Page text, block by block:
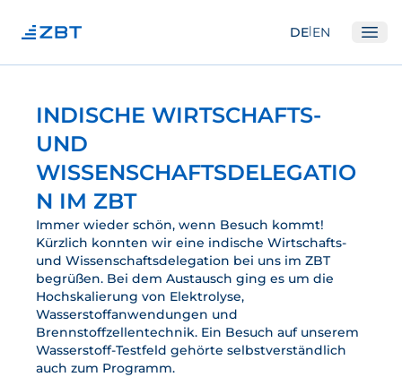
DE|EN
Über Uns
Abteilungen
Ausstattung
Gute Wissenschaftliche Praxis
Open Science und IP
Gremien
Unser Netzwerk
Forschung
INDISCHE WIRTSCHAFTS-
UND
WISSENSCHAFTSDELEGATIO
N IM ZBT
Immer wieder schön, wenn Besuch kommt!
Kürzlich konnten wir eine indische Wirtschafts-
und Wissenschaftsdelegation bei uns im ZBT
begrüßen. Bei dem Austausch ging es um die
Hochskalierung von Elektrolyse,
Wasserstoffanwendungen und
Brennstoffzellentechnik. Ein Besuch auf unserem
Wasserstoff-Testfeld gehörte selbstverständlich
auch zum Programm.